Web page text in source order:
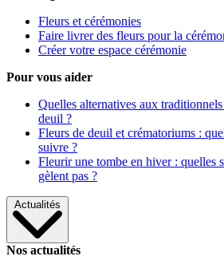
Fleurs et cérémonies
Faire livrer des fleurs pour la
Créer votre espace cérémonie
Pour vous aider
Quelles alternatives aux
deuil ?
Fleurs de deuil et crématoriums :
suivre ?
Fleurir une tombe en hiver : quelles
gèlent pas ?
Actualités
Nos actualités